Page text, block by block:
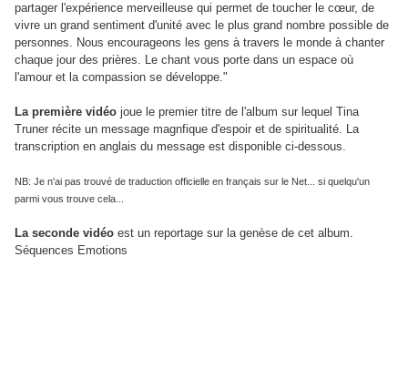
partager l'expérience merveilleuse qui permet de toucher le cœur, de
vivre un grand sentiment d'unité avec le plus grand nombre possible de
personnes. Nous encourageons les gens à travers le monde à chanter
chaque jour des prières. Le chant vous porte dans un espace où
l'amour et la compassion se développe."
La première vidéo joue le premier titre de l'album sur lequel Tina
Truner récite un message magnfique d'espoir et de spiritualité. La
transcription en anglais du message est disponible ci-dessous.
NB: Je n'ai pas trouvé de traduction officielle en français sur le Net... si quelqu'un
parmi vous trouve cela...
La seconde vidéo est un reportage sur la genèse de cet album.
Séquences Emotions